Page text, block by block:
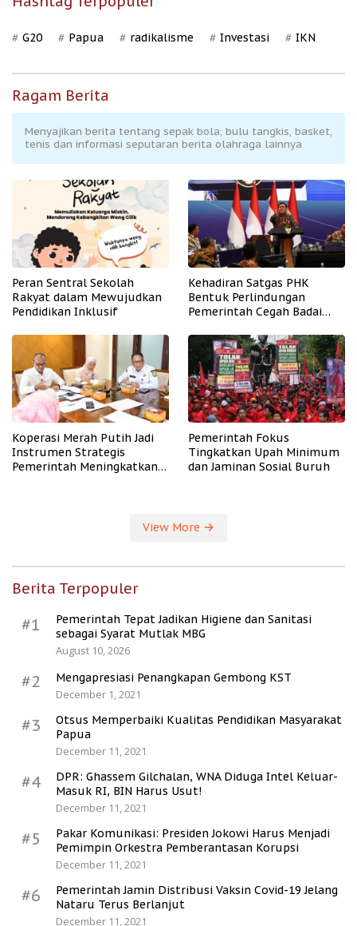
G20 Papua radikalisme Investasi IKN
Ragam Berita
Menyajikan berita tentang sepak bola, bulu tangkis, basket,
tenis dan informasi seputaran berita olahraga lainnya
Peran Sentral Sekolah
Rakyat dalam Mewujudkan
Pendidikan Inklusif
Kehadiran Satgas PHK
Bentuk Perlindungan
Pemerintah Cegah Badai
Koperasi Merah Putih Jadi
Instrumen Strategis
Pemerintah Meningkatkan
Pemerintah Fokus
Tingkatkan Upah Minimum
dan Jaminan Sosial Buruh
View More
Berita Terpopuler
#1
Pemerintah Tepat Jadikan Higiene dan Sanitasi
sebagai Syarat Mutlak MBG
August 10, 2026
#2
Mengapresiasi Penangkapan Gembong KST
December 1, 2021
#3
Otsus Memperbaiki Kualitas Pendidikan Masyarakat
Papua
December 11, 2021
#4
DPR: Ghassem Gilchalan, WNA Diduga Intel Keluar-
Masuk RI, BIN Harus Usut!
December 11, 2021
#5
Pakar Komunikasi: Presiden Jokowi Harus Menjadi
Pemimpin Orkestra Pemberantasan Korupsi
December 11, 2021
#6
Pemerintah Jamin Distribusi Vaksin Covid-19 Jelang
Nataru Terus Berlanjut
December 11, 2021